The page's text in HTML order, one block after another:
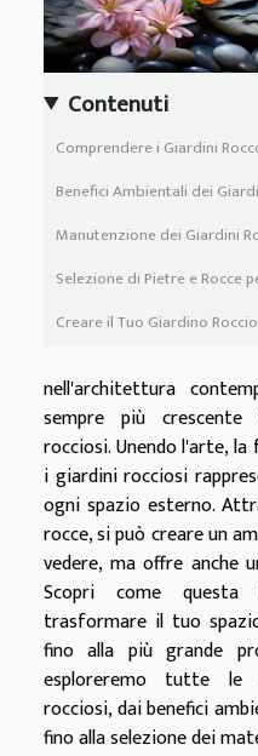
Contenuti
Comprendere i Giardini
Benefici Ambientali dei
Manutenzione dei Giardini
Selezione di Pietre e Rocce
Creare il Tuo Giardino
nell'architettura
sempre più
rocciosi. Unendo l'arte,
i giardini rocciosi
ogni spazio esterno.
rocce, si può creare un
vedere, ma offre anche
Scopri come
trasformare il tuo
fino alla più grande
esploreremo tutte le
rocciosi, dai benefici
fino alla selezione dei